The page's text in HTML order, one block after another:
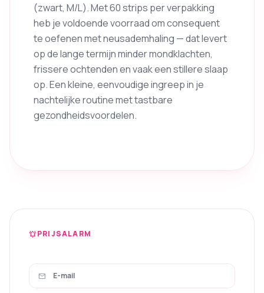
(zwart, M/L). Met 60 strips per verpakking
heb je voldoende voorraad om consequent
te oefenen met neusademhaling — dat levert
op de lange termijn minder mondklachten,
frissere ochtenden en vaak een stillere slaap
op. Een kleine, eenvoudige ingreep in je
nachtelijke routine met tastbare
gezondheidsvoordelen.
notifications_activePRIJSALARM
mail